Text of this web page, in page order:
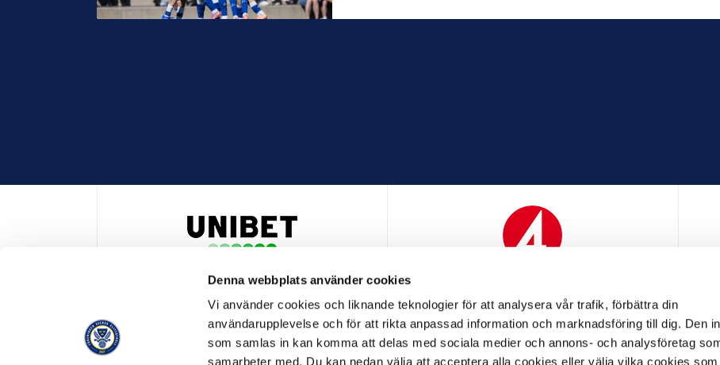
Denna webbplats använder cookies
Vi använder cookies och liknande teknologier för att analysera vår trafik, förbättra din
användarupplevelse och för att rikta anpassad information och marknadsföring till dig. Den
som samlas in kan komma att delas med sociala medier och annons- och analysföretag
samarbeter med. Du kan nedan välja att acceptera alla cookies eller välja vilka cookies
HUVUDPARTNER OCH PRESENTING PARTNER ALLSVENSKAN